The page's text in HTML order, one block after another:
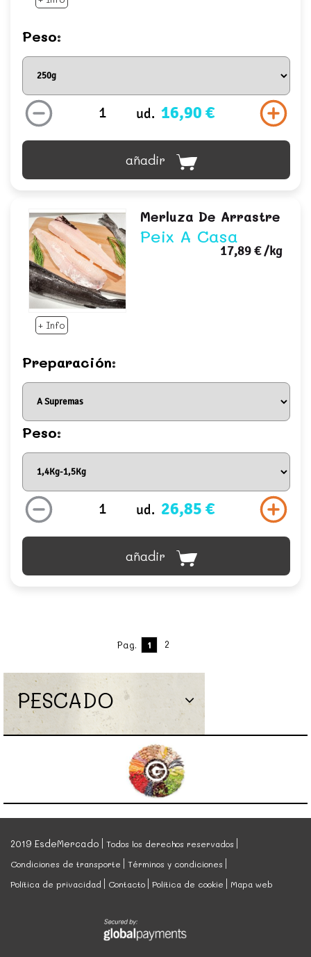
Peso:
ud. 16,90 €
añadir
+ Info
Merluza De Arrastre
Peix A Casa
17,89 €/kg
Preparación:
Peso:
ud. 26,85 €
añadir
Pag. 1 2
PESCADO
2019 EsdeMercado
Todos los derechos reservados
Condiciones de transporte
Términos y condiciones
Política de privacidad
Contacto Política de cookie Mapa web